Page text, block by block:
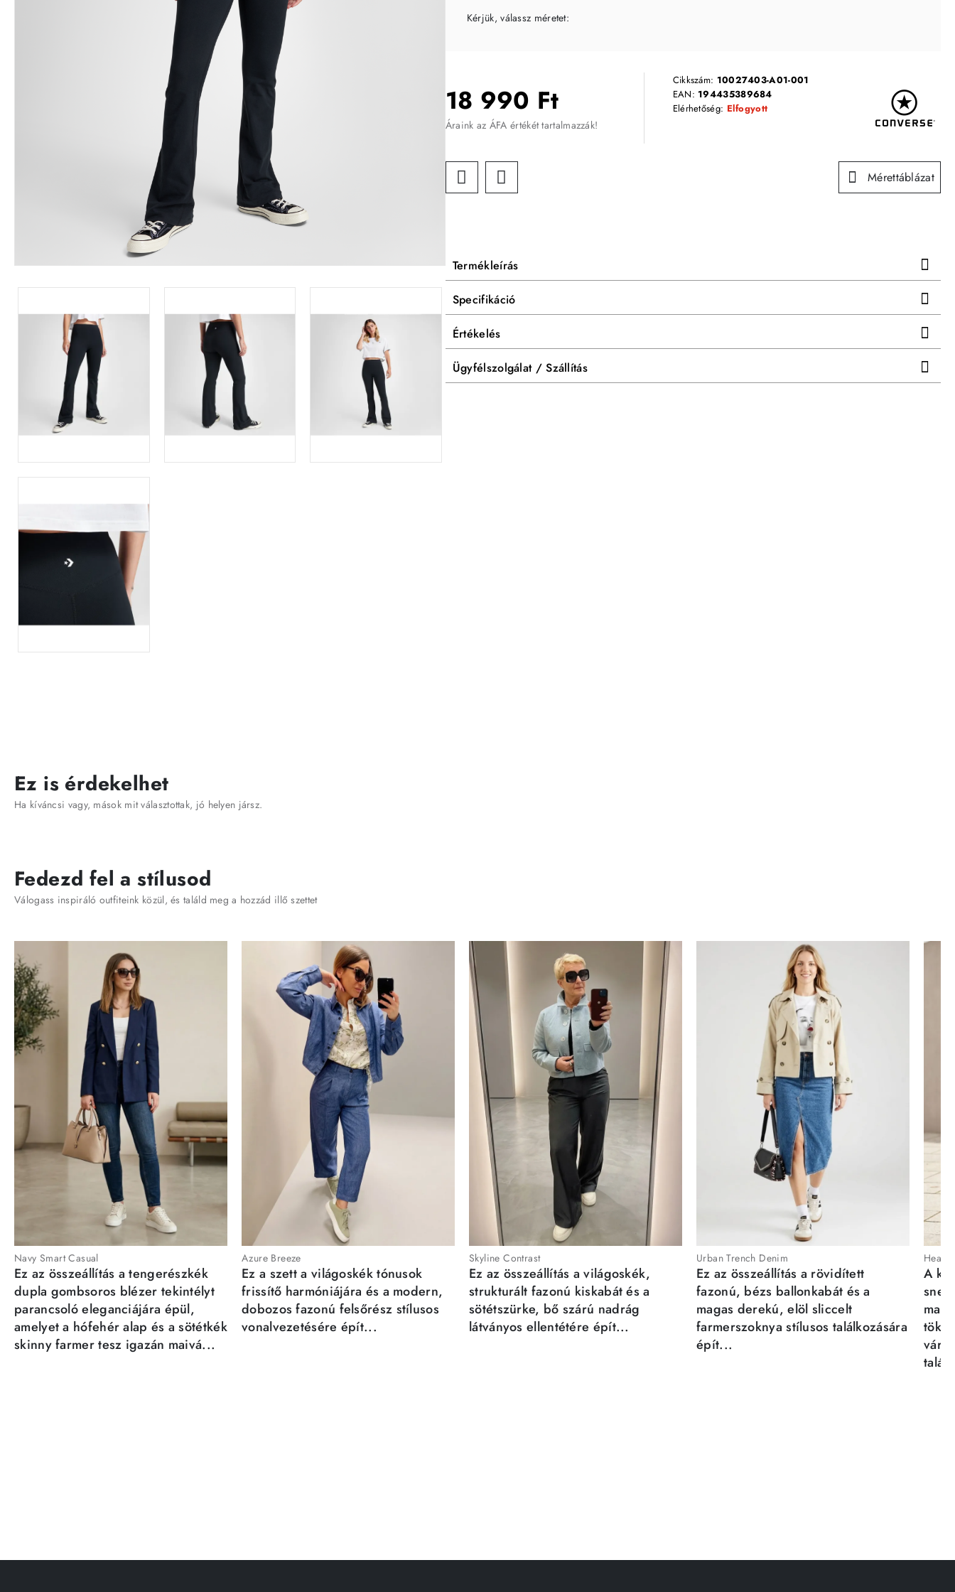
18 990 Ft
Áraink az ÁFA értékét tartalmazzák!
Cikkszám: 10027403-A01-001
EAN:194435389684
Elérhetőség: Elfogyott
Kérjük, válassz méretet:
Mérettáblázat
Termékleírás
Specifikáció
Értékelés
Ügyfélszolgálat / Szállítás
Ez is érdekelhet
Ha kíváncsi vagy, mások mit választottak, jó helyen jársz.
Fedezd fel a stílusod
Válogass inspiráló outfiteink közül, és találd meg a hozzád illő szettet
Navy Smart Casual
Ez az összeállítás a tengerészkék
dupla gombsoros blézer tekintélyt
parancsoló eleganciájára épül,
amelyet a hófehér alap és a sötétkék
skinny farmer tesz igazán maivá...
Azure Breeze
Ez a szett a világoskék tónusok
frissítő harmóniájára és a modern,
dobozos fazonú felsőrész stílusos
vonalvezetésére épít...
Skyline Contrast
Ez az összeállítás a világoskék,
strukturált fazonú kiskabát és a
sötétszürke, bő szárú nadrág
látványos ellentétére épít...
Urban Trench Denim
Ez az összeállítás a rövidített
fazonú, bézs ballonkabát és a
magas derekú, elöl sliccelt
farmerszoknya stílusos találkozására
épít...
A